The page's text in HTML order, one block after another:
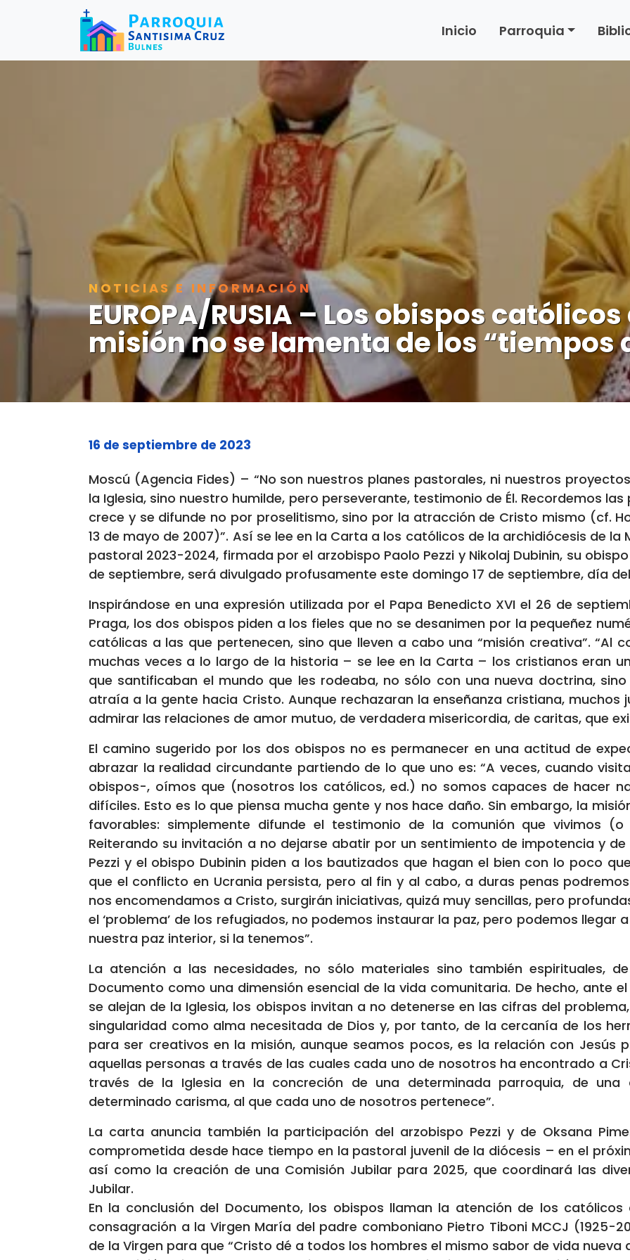
Inicio Parroquia
NOTICIAS E INFORMACIÓN
EUROPA/RUSIA – Los obispos
misión no se lamenta de los “tiempos
16 de septiembre de 2023
Moscú (Agencia Fides) – “No son nuestros planes pastorales, ni nuestros
la Iglesia, sino nuestro humilde, pero perseverante, testimonio de Él. Recordemos las
crece y se difunde no por proselitismo, sino por la atracción de Cristo mismo (cf.
13 de mayo de 2007)”. Así se lee en la Carta a los católicos de la archidiócesis de la
pastoral 2023-2024, firmada por el arzobispo Paolo Pezzi y Nikolaj Dubinin, su
de septiembre, será divulgado profusamente este domingo 17 de septiembre, día
Inspirándose en una expresión utilizada por el Papa Benedicto XVI el 26 de
Praga, los dos obispos piden a los fieles que no se desanimen por la pequeñez
católicas a las que pertenecen, sino que lleven a cabo una “misión creativa”. “Al
muchas veces a lo largo de la historia – se lee en la Carta – los cristianos eran
que santificaban el mundo que les rodeaba, no sólo con una nueva doctrina,
atraía a la gente hacia Cristo. Aunque rechazaran la enseñanza cristiana, muchos
admirar las relaciones de amor mutuo, de verdadera misericordia, de caritas, que
El camino sugerido por los dos obispos no es permanecer en una actitud de
abrazar la realidad circundante partiendo de lo que uno es: “A veces, cuando
obispos-, oímos que (nosotros los católicos, ed.) no somos capaces de hacer
difíciles. Esto es lo que piensa mucha gente y nos hace daño. Sin embargo, la
favorables: simplemente difunde el testimonio de la comunión que vivimos (o
Reiterando su invitación a no dejarse abatir por un sentimiento de impotencia y de
Pezzi y el obispo Dubinin piden a los bautizados que hagan el bien con lo poco
que el conflicto en Ucrania persista, pero al fin y al cabo, a duras penas podremos
nos encomendamos a Cristo, surgirán iniciativas, quizá muy sencillas, pero
el ‘problema’ de los refugiados, no podemos instaurar la paz, pero podemos llegar
nuestra paz interior, si la tenemos”.
La atención a las necesidades, no sólo materiales sino también espirituales,
Documento como una dimensión esencial de la vida comunitaria. De hecho, ante
se alejan de la Iglesia, los obispos invitan a no detenerse en las cifras del
singularidad como alma necesitada de Dios y, por tanto, de la cercanía de los
para ser creativos en la misión, aunque seamos pocos, es la relación con Jesús
aquellas personas a través de las cuales cada uno de nosotros ha encontrado a
través de la Iglesia en la concreción de una determinada parroquia, de una
determinado carisma, al que cada uno de nosotros pertenece”.
La carta anuncia también la participación del arzobispo Pezzi y de Oksana
comprometida desde hace tiempo en la pastoral juvenil de la diócesis – en el
así como la creación de una Comisión Jubilar para 2025, que coordinará las
Jubilar.
En la conclusión del Documento, los obispos llaman la atención de los católicos
consagración a la Virgen María del padre comboniano Pietro Tiboni MCCJ (1925-
de la Virgen para que “Cristo dé a todos los hombres el mismo sabor de vida nueva